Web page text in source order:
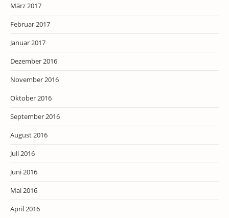
März 2017
Februar 2017
Januar 2017
Dezember 2016
November 2016
Oktober 2016
September 2016
August 2016
Juli 2016
Juni 2016
Mai 2016
April 2016